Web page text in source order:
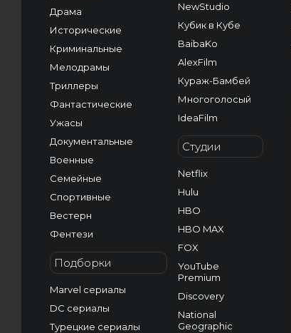
Драма
Исторические
Криминальные
Мелодрамы
Триллеры
Фантастические
Ужасы
Документальные
Военные
Семейные
Спортивные
Вестерн
Фентези
Подборки
Marvel сериалы
DC сериалы
Турецкие сериалы
NewStudio
Кубик в Кубе
BaibaKo
AlexFilm
Кураж-Бамбей
Многоголосый
IdeaFilm
Студии
Netflix
Hulu
HBO
HBO MAX
FOX
YouTube
Premium
Discovery
National
Geographic